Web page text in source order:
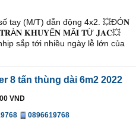
tay (M/T) dẫn động 4x2. 💥ĐÓ𝐍
𝐊𝐇𝐔𝐘Ế𝐍 𝐌Ã𝐈 𝐓Ừ 𝐉𝐀𝐂💥
sắp tới nhiều ngày lễ lớn của
8 tấn thùng dài 6m2 2022
VND
0896619768